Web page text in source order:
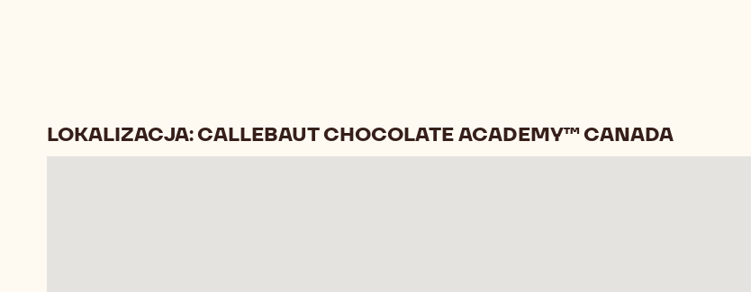
LOKALIZACJA: CALLEBAUT CHOCOLATE ACADEMY™ CANADA